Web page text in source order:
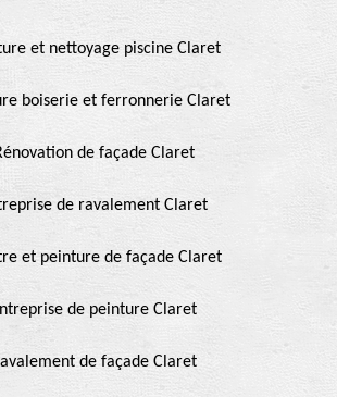
et nettoyage piscine Claret
boiserie et ferronnerie Claret
de façade Claret
de ravalement Claret
et peinture de façade Claret
de peinture Claret
de façade Claret